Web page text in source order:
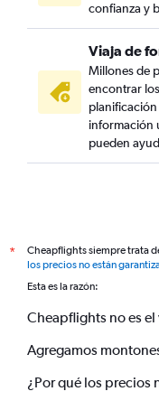
confianza y
Viaja de
Millones de
encontrar
información
pueden
*
Cheapflights siempre trata
los precios no están
Esta es la razón:
Cheapflights no es
Agregamos
¿Por qué los precios